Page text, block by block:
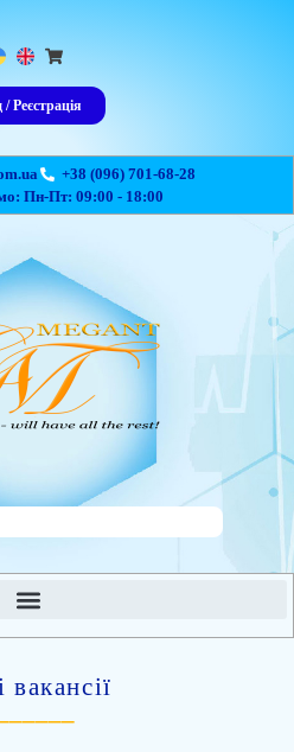
/ Реєстрація
+38 (096) 701-68-28
Пн-Пт: 09:00 - 18:00